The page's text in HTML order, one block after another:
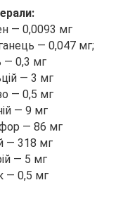
— 0,0093 мг
— 0,047 мг;
— 0,3 мг
— 3 мг
— 0,5 мг
— 9 мг
— 86 мг
— 318 мг
— 5 мг
— 0,5 мг